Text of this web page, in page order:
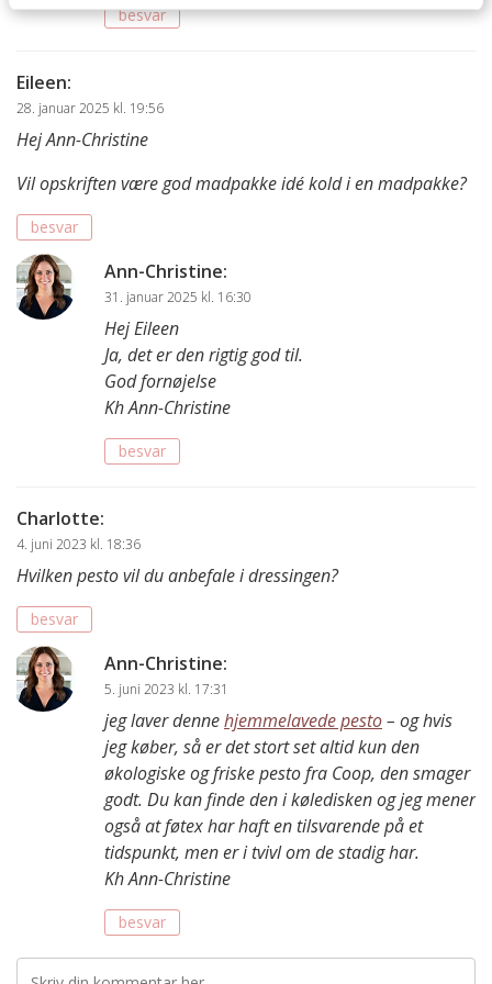
besvar
Eileen:
28. januar 2025 kl. 19:56
Hej Ann-Christine
Vil opskriften være god madpakke idé kold i en madpakke?
besvar
Ann-Christine:
31. januar 2025 kl. 16:30
Hej Eileen
Ja, det er den rigtig god til.
God fornøjelse
Kh Ann-Christine
besvar
Charlotte:
4. juni 2023 kl. 18:36
Hvilken pesto vil du anbefale i dressingen?
besvar
Ann-Christine:
5. juni 2023 kl. 17:31
jeg laver dennehjemmelavede pesto– og hvis
jeg køber, så er det stort set altid kun den
økologiske og friske pesto fra Coop, den smager
godt. Du kan finde den i køledisken og jeg mener
også at føtex har haft en tilsvarende på et
tidspunkt, men er i tvivl om de stadig har.
Kh Ann-Christine
besvar